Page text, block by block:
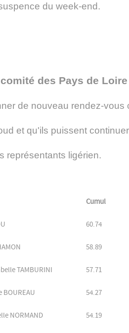
du week-end.
des Pays de Loire
de nouveau rendez-vous
et qu'ils puissent
représentants ligérien.
Cumul
60.74
58.89
TAMBURINI 57.71
BOUREAU 54.27
NORMAND 54.19